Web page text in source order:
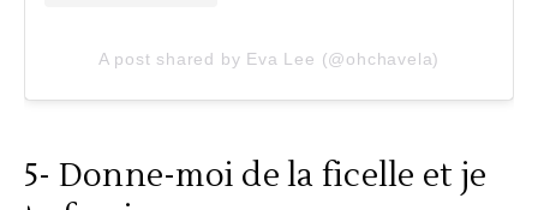
A post shared by Eva Lee (@ohchavela)
5- Donne-moi de la ficelle et je